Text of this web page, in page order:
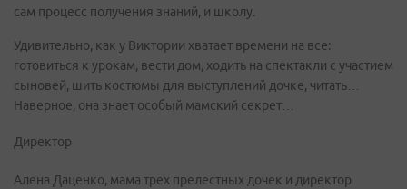
сам процесс получения знаний, и школу.
Удивительно, как у Виктории хватает времени на все:
готовиться к урокам, вести дом, ходить на спектакли с участием
сыновей, шить костюмы для выступлений дочке, читать…
Наверное, она знает особый мамский секрет…
Директор
Алена Даценко, мама трех прелестных дочек и директор